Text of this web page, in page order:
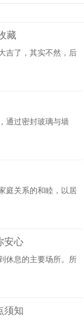
藏
吉了，其实不然，后
通过密封玻璃与墙
庭关系的和睦，以居
安心
休息的主要场所。所
须知